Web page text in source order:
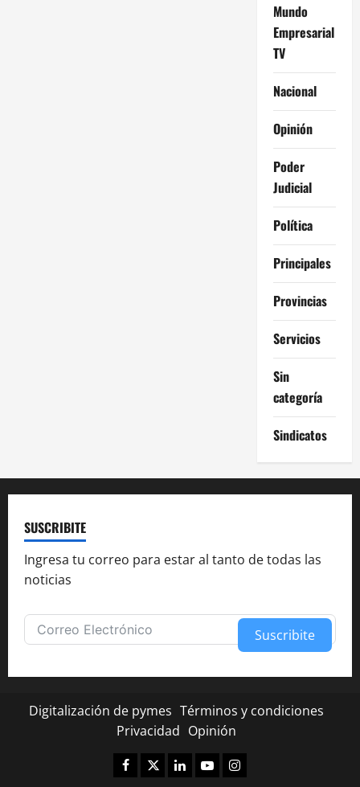
Mundo
Empresarial
TV
Nacional
Opinión
Poder
Judicial
Política
Principales
Provincias
Servicios
Sin
categoría
Sindicatos
SUSCRIBITE
Ingresa tu correo para estar al tanto de todas las
noticias
Suscribite
Digitalización de pymes Términos y condiciones
Privacidad Opinión
Facebook
TwitterLinkedinYoutubeInstagram